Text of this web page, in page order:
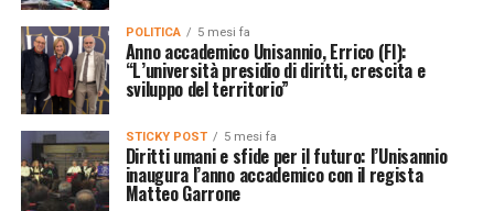
POLITICA 5 mesi fa
Anno accademico Unisannio, Errico (FI):
“L’università presidio di diritti, crescita e
sviluppo del territorio”
STICKY POST 5 mesi fa
Diritti umani e sfide per il futuro: l’Unisannio
inaugura l’anno accademico con il regista
Matteo Garrone